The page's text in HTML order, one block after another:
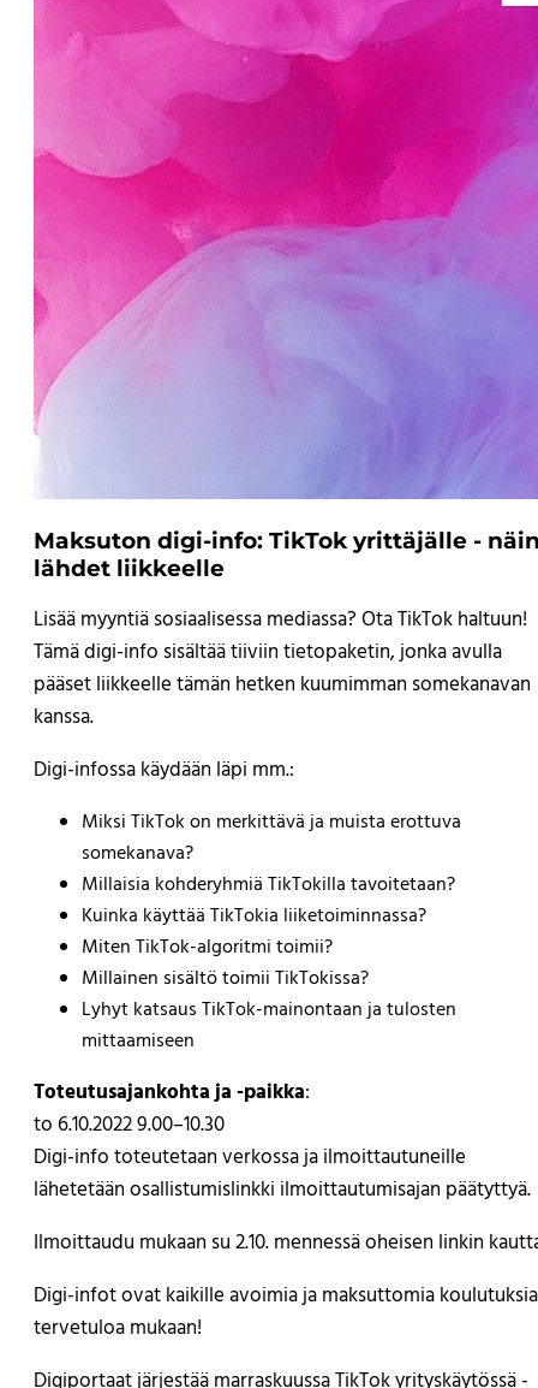
Maksuton digi-info: TikTok yrittäjälle -
lähdet liikkeelle
Lisää myyntiä sosiaalisessa mediassa? Ota TikTok haltuun!
Tämä digi-info sisältää tiiviin tietopaketin, jonka avulla
pääset liikkeelle tämän hetken kuumimman somekanavan
kanssa.
Digi-infossa käydään läpi mm.:
Miksi TikTok on merkittävä ja muista erottuva
somekanava?
Millaisia kohderyhmiä TikTokilla tavoitetaan?
Kuinka käyttää TikTokia liiketoiminnassa?
Miten TikTok-algoritmi toimii?
Millainen sisältö toimii TikTokissa?
Lyhyt katsaus TikTok-mainontaan ja tulosten
mittaamiseen
Toteutusajankohta ja -paikka:
to 6.10.2022 9.00–10.30
Digi-info toteutetaan verkossa ja ilmoittautuneille
lähetetään osallistumislinkki ilmoittautumisajan päätyttyä.
Ilmoittaudu mukaan su 2.10. mennessä oheisen linkin
Digi-infot ovat kaikille avoimia ja maksuttomia
tervetuloa mukaan!